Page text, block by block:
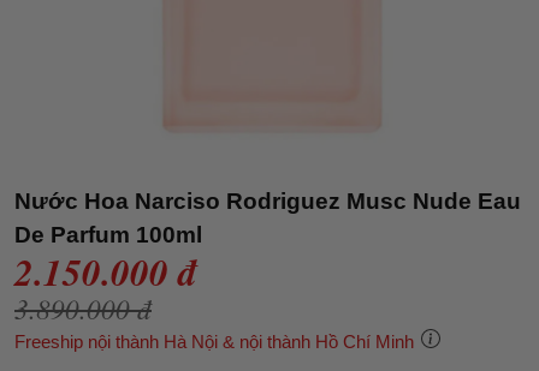
Nước Hoa Narciso Rodriguez Musc Nude Eau
De Parfum 100ml
2.150.000 đ
3.890.000 đ
Freeship nội thành Hà Nội & nội thành Hồ Chí Minh